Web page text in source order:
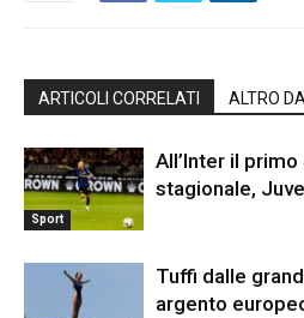
ARTICOLI CORRELATI ALTRO
Sport
All’Inter il primo
stagionale,
Tuffi dalle
argento